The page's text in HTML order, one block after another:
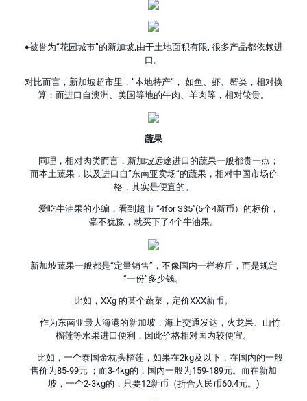
♦被誉为“花园城市”的新加坡,由于土地面积有限, 很多产品都依赖进
口。
对比而言，新加坡超市里，”本地特产“， 如鱼、虾、蟹类，相对换
算；而进口自澳洲、美国等地的牛肉、羊肉等，相对较贵。
蔬果
同理，相对肉类而言，新加坡远途进口的蔬果一般都贵一点；
而本土蔬果，以及进口自”东南亚卖场“的蔬果，相对中国市场价
格，其实是便宜的。
爱吃牛油果的小编，看到超市 “4for S$5″(5个4新币）的标价，
毫不犹豫，就买下了4个牛油果。
新加坡蔬果一般都是“定量销售”，不像国内一样称斤，而是规定
“一份”多少钱。
比如，XXg 的某个蔬菜，定价XXX新币。
作为东南亚最大海港的新加坡，海上交通发达，火龙果、山竹
榴莲等水果进口便利，因此价格相对国内较便宜。
比如，一个泰国金枕头榴莲，如果在2kg及以下，在国内的一般
售价为85-99元 ；而3-4kg的，国内一般为159-189元。而在新加
坡，一个2-3kg的，只要12新币（折合人民币60.4元。)